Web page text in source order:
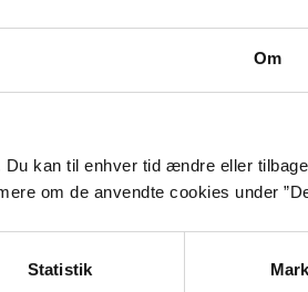
Om
kan til enhver tid ændre eller
om de anvendte cookies under
Statistik